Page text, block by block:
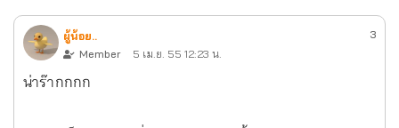
ผู้น้อย..
Member
5 เม.ย. 55 12:23 น.
3
น่าร๊ากกกก